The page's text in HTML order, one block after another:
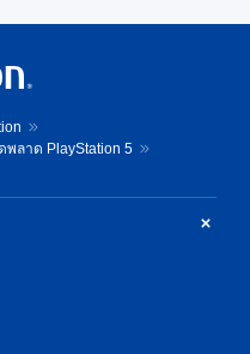
พลาด PlayStation 5